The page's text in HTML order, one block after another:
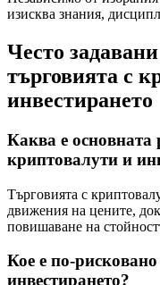
изисква знания,
Често
търговията с
инвестирането
Каква е основната
криптовалути и
Търговията с
движения на цените,
повишаване на
Кое е по-
инвестирането?